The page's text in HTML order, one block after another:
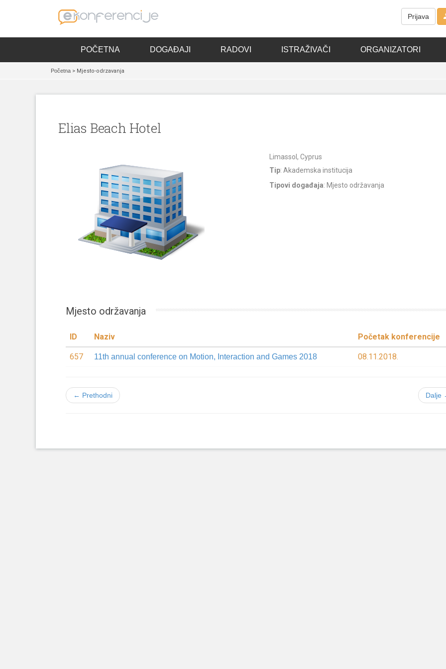
Prijava
POČETNA DOGAĐAJI RADOVI ISTRAŽIVAČI ORGANIZATORI
Početna > Mjesto-odrzavanja
Elias Beach Hotel
Limassol, Cyprus
Tip: Akademska institucija
Tipovi događaja: Mjesto održavanja
Mjesto održavanja
ID Naziv Početak konferencije
657 11th annual conference on Motion, Interaction and Games 2018 08.11.2018.
← Prethodni Dalje